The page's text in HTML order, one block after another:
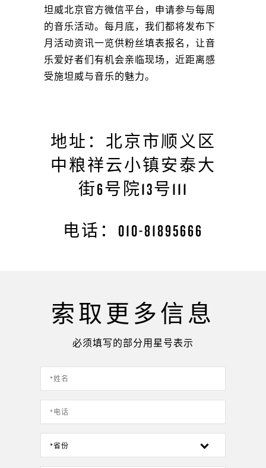
坦威北京官方微信平台，申请参与每周
的音乐活动。每月底，我们都将发布下
月活动资讯一览供粉丝填表报名，让音
乐爱好者们有机会亲临现场，近距离感
受施坦威与音乐的魅力。
地址：北京市顺义区
中粮祥云小镇安泰大
街6号院13号111
电话：010-81895666
索取更多信息
必须填写的部分用星号表示